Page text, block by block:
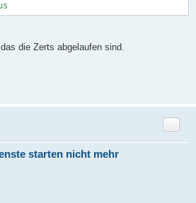
die Zerts abgelaufen sind.
starten nicht mehr
Zitat